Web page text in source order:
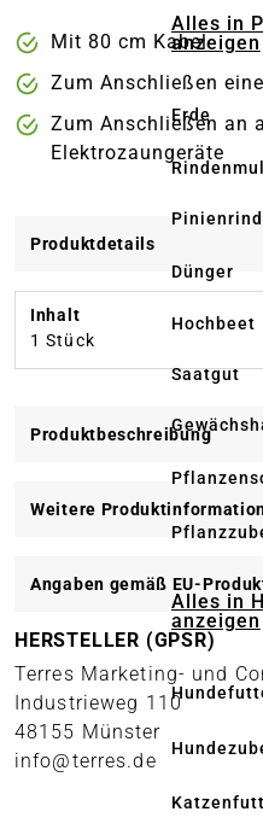
Alles in
anzeigen
Erde
Dünger
Hochbeet
Saatgut
Alles in
anzeigen
Mit 80 cm Kabel
Zum Anschließen
Zum Anschließen an
Elektrozaungeräte
Produktdetails
Inhalt
1 Stück
Produktbeschreibung
Weitere
Angaben gemäß EU-
HERSTELLER (GPSR)
Terres Marketing- und
Industrieweg 110
48155 Münster
info@terres.de